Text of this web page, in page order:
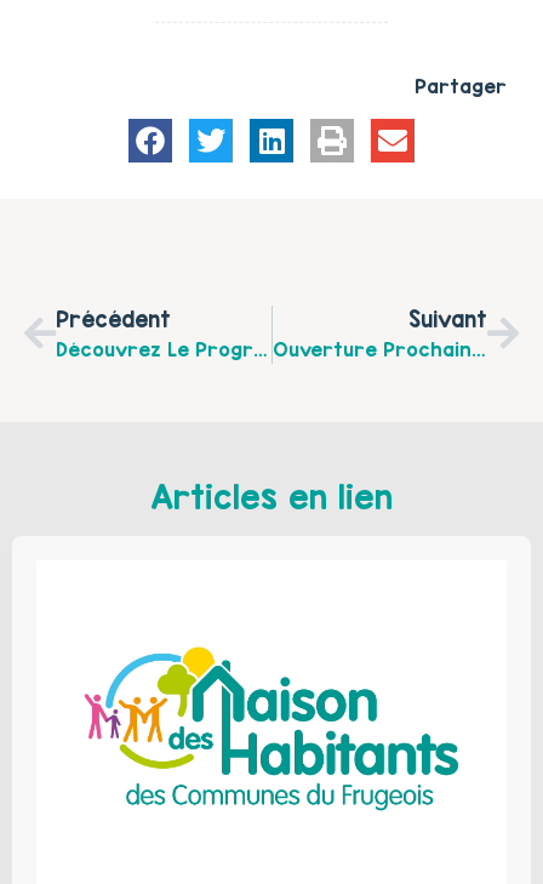
Partager
Précédent
Découvrez Le Programme Des Ateliers Parents-Enfants Du Centre Socioculturel Intercommunal D’Hucqueliers De Septembre À Décembre 2017
Suivant
Ouverture Prochaine De La Micro-Crèche « Au Pays Des Merveilles » À Preures
Articles en lien